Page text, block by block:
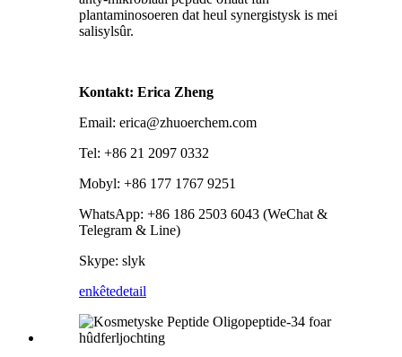
plantaminosoeren dat heul synergistysk is mei
salisylsûr.
Kontakt: Erica Zheng
Email: erica@zhuoerchem.com
Tel: +86 21 2097 0332
Mobyl: +86 177 1767 9251
WhatsApp: +86 186 2503 6043 (WeChat &
Telegram & Line)
Skype: slyk
enkêtedetail